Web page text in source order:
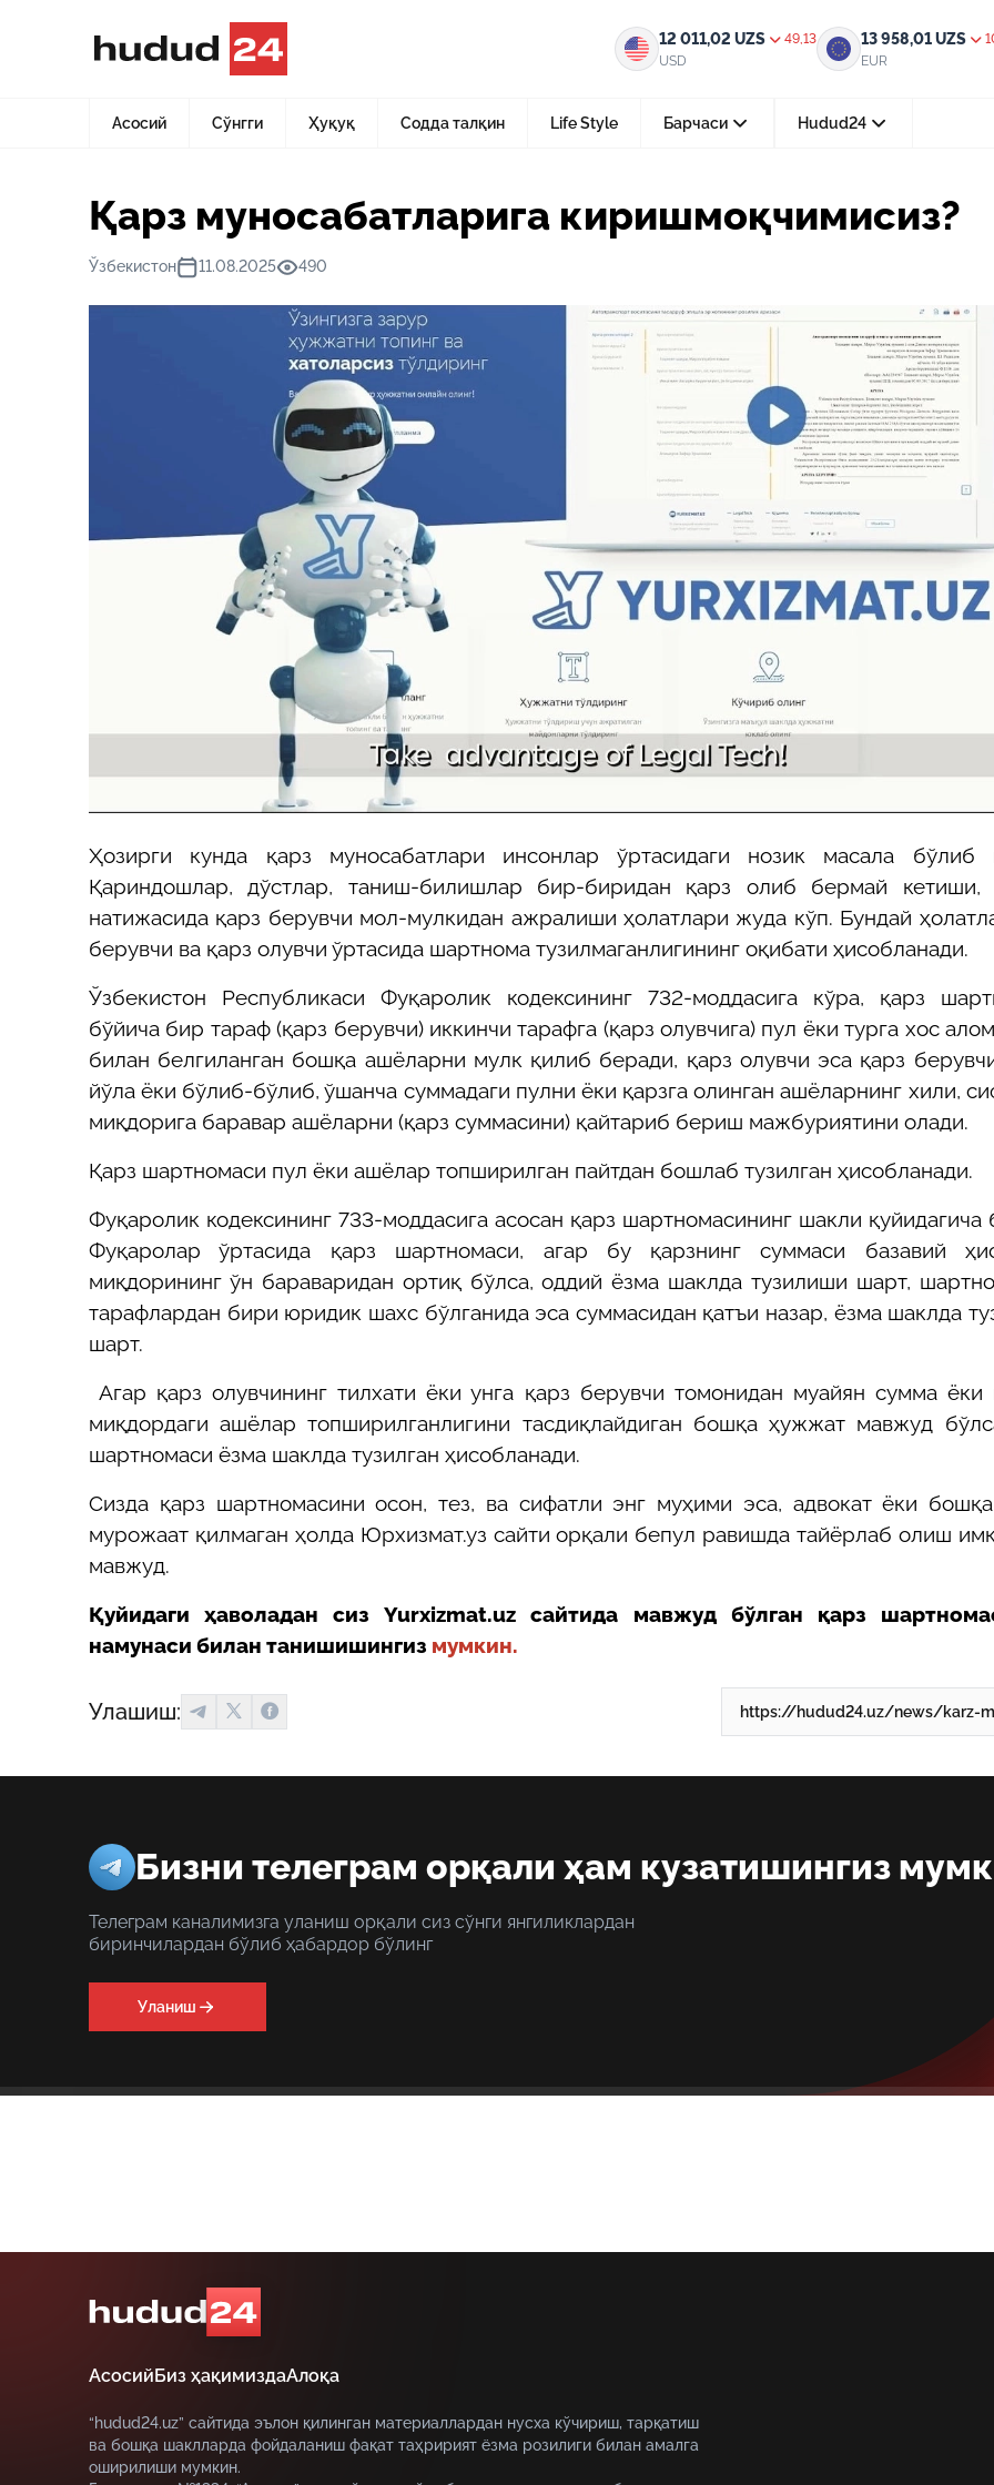
12 011,02 UZS
49,13
USD
13 958,01UZS
EUR
Асосий Сўнгги Ҳуқуқ Содда талқин Life Style Барчаси Hudud24
24-июл 2026, 11:10
Электрон обуна: ҳуқуқий
тез ва қулай йўл
15-июл 2026, 05:11
Ҳуқуқий билимларни
форматда ўрганиш имконияти
29-июн 2026, 10:29
Халқ билан очиқ мулоқот —
давлат бошқарувининг муҳим
тез ва қулай йўл
23-июн 2026, 10:05
Хусусий боғчада 5 ой ишлаб
чиқиш мумкинми?
Янгиликлар Қарз муносабатларига киришмоқчимисиз?
Қарз муносабатларига киришмоқчимисиз?
Ўзбекистон 11.08.2025 490
Ҳозирги кунда қарз муносабатлари инсонлар ўртасидаги нозик масала бўлиб
Қариндошлар, дўстлар, таниш-билишлар бир-биридан қарз олиб бермай кетиши,
натижасида қарз берувчи мол-мулкидан ажралиши ҳолатлари жуда кўп. Бундай
берувчи ва қарз олувчи ўртасида шартнома тузилмаганлигининг оқибати ҳисобланади.
Ўзбекистон Республикаси Фуқаролик кодексининг 732-моддасига кўра, қарз
бўйича бир тараф (қарз берувчи) иккинчи тарафга (қарз олувчига) пул ёки турга хос
билан белгиланган бошқа ашёларни мулк қилиб беради, қарз олувчи эса қарз
йўла ёки бўлиб-бўлиб, ўшанча суммадаги пулни ёки қарзга олинган ашёларнинг хили,
миқдорига баравар ашёларни (қарз суммасини) қайтариб бериш мажбуриятини олади.
Қарз шартномаси пул ёки ашёлар топширилган пайтдан бошлаб тузилган ҳисобланади.
Фуқаролик кодексининг 733-моддасига асосан қарз шартномасининг шакли қуйидагича
Фуқаролар ўртасида қарз шартномаси, агар бу қарзнинг суммаси базавий
миқдорининг ўн бараваридан ортиқ бўлса, оддий ёзма шаклда тузилиши шарт,
тарафлардан бири юридик шахс бўлганида эса суммасидан қатъи назар, ёзма шаклда
шарт.
Агар қарз олувчининг тилхати ёки унга қарз берувчи томонидан муайян сумма ёки
миқдордаги ашёлар топширилганлигини тасдиқлайдиган бошқа ҳужжат мавжуд
шартномаси ёзма шаклда тузилган ҳисобланади.
Сизда қарз шартномасини осон, тез, ва сифатли энг муҳими эса, адвокат ёки
мурожаат қилмаган ҳолда Юрхизмат.уз сайти орқали бепул равишда тайёрлаб олиш
мавжуд.
Қуйидаги ҳаволадан сизYurxizmat.uz сайтида мавжуд бўлган қарз
намунаси билан танишишингиз мумкин.
Улашиш:
Бизни телеграм орқали ҳам кузатишингиз
Телеграм каналимизга уланиш орқали сиз сўнги янгиликлардан
биринчилардан бўлиб ҳабардор бўлинг
Уланиш
АсосийБиз ҳақимиздаАлоқа
“hudud24.uz” сайтида эълон қилинган материаллардан нусха кўчириш, тарқатиш
ва бошқа шаклларда фойдаланиш фақат таҳририят ёзма розилиги билан амалга
оширилиши мумкин.